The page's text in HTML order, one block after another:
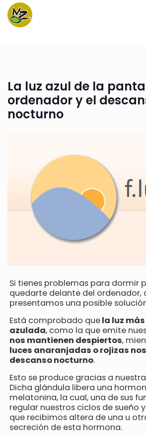
La luz azul de la
ordenador y el
nocturno
Si tienes problemas para dormir
quedarte delante del ordenador,
presentamos una posible
Está comprobado quela luz
azulada, como la que emite
nos mantienen despiertos,
luces anaranjadas o rojizas
descanso nocturno.
Esto se produce gracias a
Dicha glándula libera una
melatonina, la cual, una de sus
regular nuestros ciclos de sueño
que recibimos altera de una u
secreción de esta hormona.